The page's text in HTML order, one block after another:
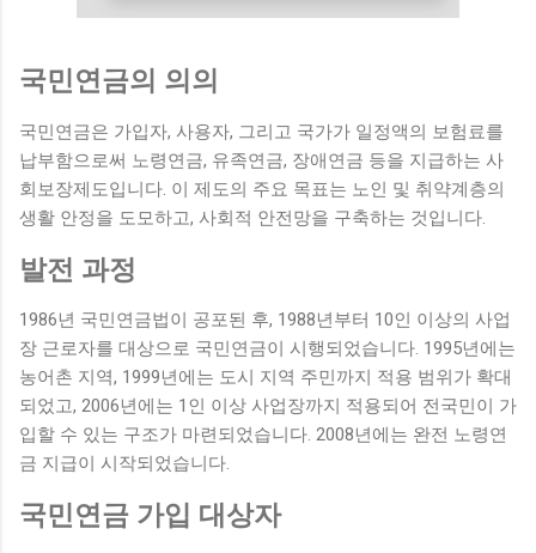
국민연금의 의의
국민연금은 가입자, 사용자, 그리고 국가가 일정액의 보험료를
납부함으로써 노령연금, 유족연금, 장애연금 등을 지급하는 사
회보장제도입니다. 이 제도의 주요 목표는 노인 및 취약계층의
생활 안정을 도모하고, 사회적 안전망을 구축하는 것입니다.
발전 과정
1986년 국민연금법이 공포된 후, 1988년부터 10인 이상의 사업
장 근로자를 대상으로 국민연금이 시행되었습니다. 1995년에는
농어촌 지역, 1999년에는 도시 지역 주민까지 적용 범위가 확대
되었고, 2006년에는 1인 이상 사업장까지 적용되어 전국민이 가
입할 수 있는 구조가 마련되었습니다. 2008년에는 완전 노령연
금 지급이 시작되었습니다.
국민연금 가입 대상자